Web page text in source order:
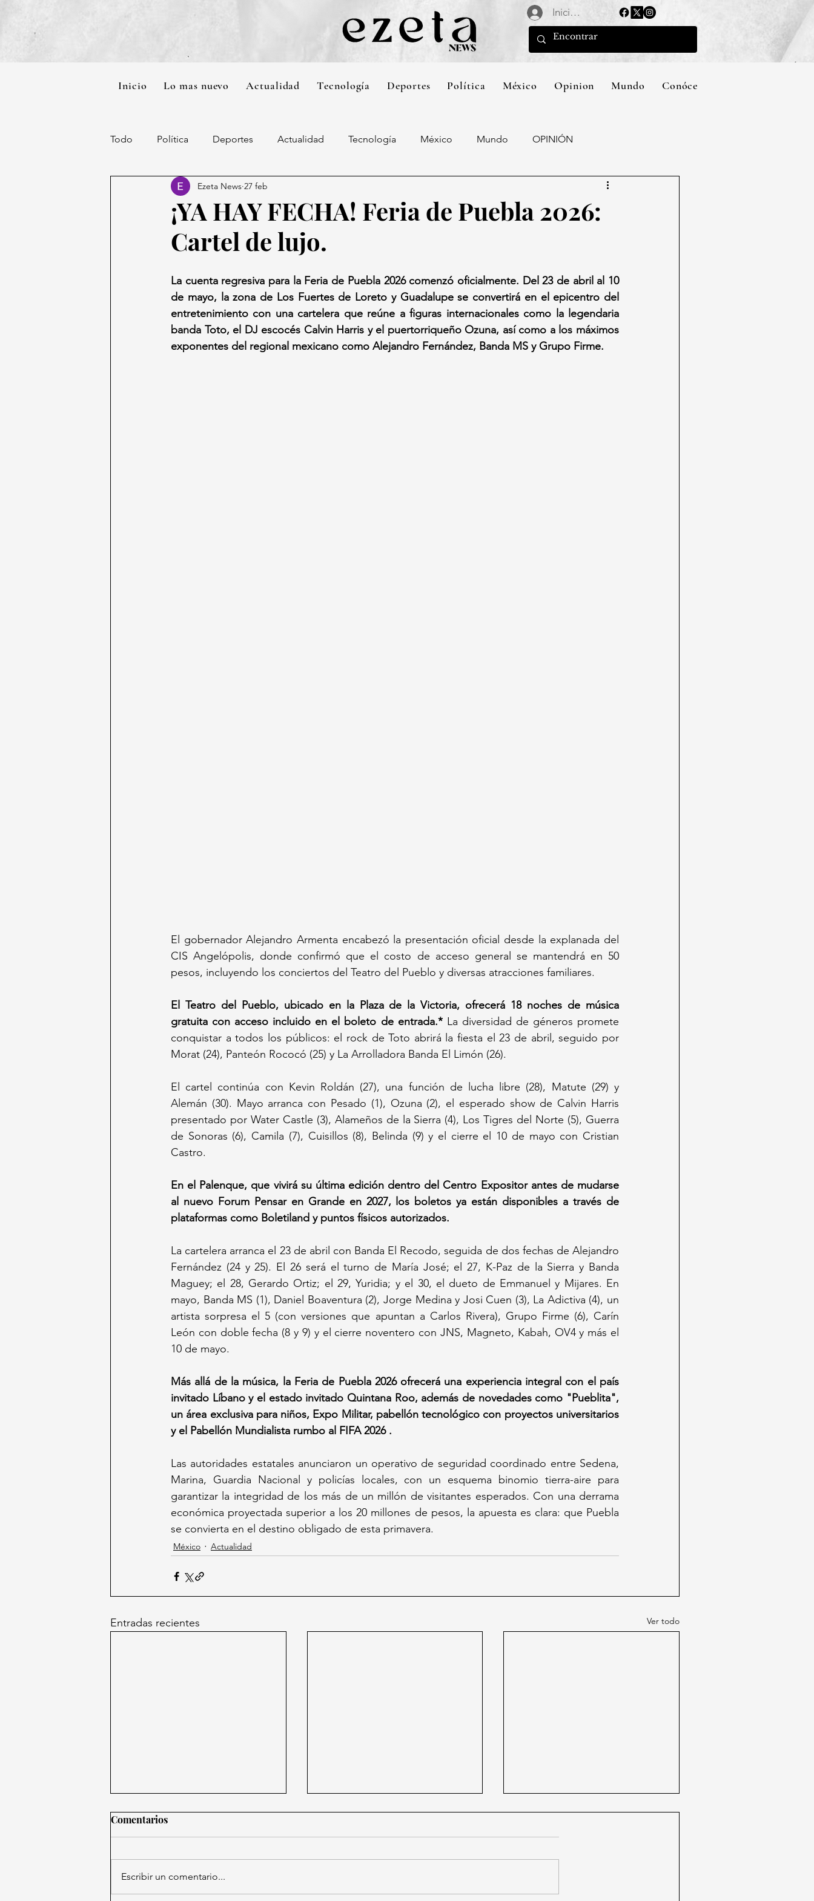
Iniciar sesión
Inicio Lo mas nuevo Actualidad Tecnología Deportes Política México Opinion Mundo Conócenos
Todo Política Deportes Actualidad Tecnología México Mundo OPINIÓN
¡YA HAY FECHA! Feria de Puebla 2026:
Cartel de lujo.
Ezeta News 27 feb
La cuenta regresiva para la Feria de Puebla 2026 comenzó oficialmente. Del 23 de abril al 10
de mayo, la zona de Los Fuertes de Loreto y Guadalupe se convertirá en el epicentro del
entretenimiento con una cartelera que reúne a figuras internacionales como la legendaria
banda Toto, el DJ escocés Calvin Harris y el puertorriqueño Ozuna, así como a los máximos
exponentes del regional mexicano como Alejandro Fernández, Banda MS y Grupo Firme.
El gobernador Alejandro Armenta encabezó la presentación oficial desde la explanada del
CIS Angelópolis, donde confirmó que el costo de acceso general se mantendrá en 50
pesos, incluyendo los conciertos del Teatro del Pueblo y diversas atracciones familiares.
El Teatro del Pueblo, ubicado en la Plaza de la Victoria, ofrecerá 18 noches de música
gratuita con acceso incluido en el boleto de entrada.* La diversidad de géneros promete
conquistar a todos los públicos: el rock de Toto abrirá la fiesta el 23 de abril, seguido por
Morat (24), Panteón Rococó (25) y La Arrolladora Banda El Limón (26).
El cartel continúa con Kevin Roldán (27), una función de lucha libre (28), Matute (29) y
Alemán (30). Mayo arranca con Pesado (1), Ozuna (2), el esperado show de Calvin Harris
presentado por Water Castle (3), Alameños de la Sierra (4), Los Tigres del Norte (5), Guerra
de Sonoras (6), Camila (7), Cuisillos (8), Belinda (9) y el cierre el 10 de mayo con Cristian
Castro.
En el Palenque, que vivirá su última edición dentro del Centro Expositor antes de mudarse
al nuevo Forum Pensar en Grande en 2027, los boletos ya están disponibles a través de
plataformas como Boletiland y puntos físicos autorizados.
La cartelera arranca el 23 de abril con Banda El Recodo, seguida de dos fechas de Alejandro
Fernández (24 y 25). El 26 será el turno de María José; el 27, K-Paz de la Sierra y Banda
Maguey; el 28, Gerardo Ortiz; el 29, Yuridia; y el 30, el dueto de Emmanuel y Mijares. En
mayo, Banda MS (1), Daniel Boaventura (2), Jorge Medina y Josi Cuen (3), La Adictiva (4), un
artista sorpresa el 5 (con versiones que apuntan a Carlos Rivera), Grupo Firme (6), Carín
León con doble fecha (8 y 9) y el cierre noventero con JNS, Magneto, Kabah, OV4 y más el
10 de mayo.
Más allá de la música, la Feria de Puebla 2026 ofrecerá una experiencia integral con el país
invitado Líbano y el estado invitado Quintana Roo, además de novedades como "Pueblita",
un área exclusiva para niños, Expo Militar, pabellón tecnológico con proyectos universitarios
y el Pabellón Mundialista rumbo al FIFA 2026 .
Las autoridades estatales anunciaron un operativo de seguridad coordinado entre Sedena,
Marina, Guardia Nacional y policías locales, con un esquema binomio tierra-aire para
garantizar la integridad de los más de un millón de visitantes esperados. Con una derrama
económica proyectada superior a los 20 millones de pesos, la apuesta es clara: que Puebla
se convierta en el destino obligado de esta primavera.
México Actualidad
Entradas recientes Ver todo
Comentarios
Escribir un comentario...